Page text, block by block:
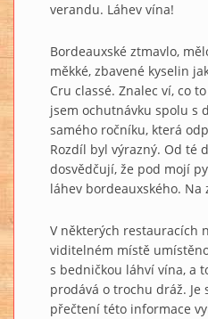
verandu. Láhev vína!
Bordeauxské ztmavlo,
měkké, zbavené kyselin
Cru classé. Znalec ví, co
jsem ochutnávku spolu s
samého ročníku, která
Rozdíl byl výrazný. Od té
dosvědčují, že pod mojí
láhev bordeauxského.
V některých restauracích
viditelném místě
s bedničkou láhví vína, a
prodává o trochu dráž. Je
přečtení této informace